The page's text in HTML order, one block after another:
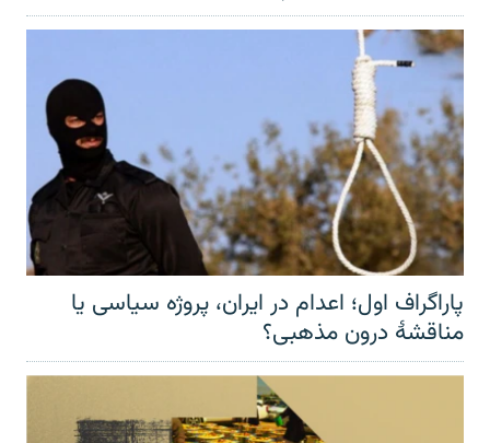
پاراگراف اول؛ اعدام در ایران، پروژه سیاسی یا
مناقشهٔ درون مذهبی؟